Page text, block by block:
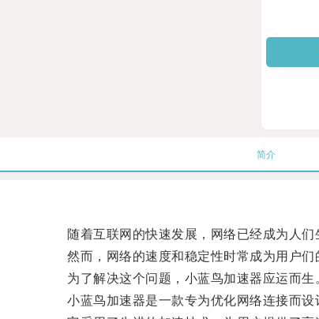
简介
随着互联网的快速发展，网络已经成为人们
然而，网络的速度和稳定性时常成为用户们
为了解决这个问题，小蓝鸟加速器应运而生
小蓝鸟加速器是一款专为优化网络连接而设